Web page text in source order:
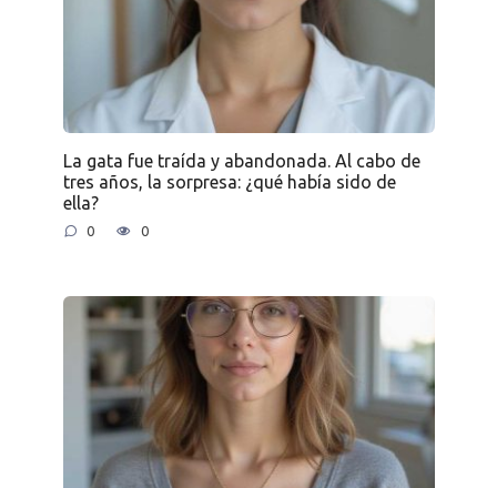
La gata fue traída y abandonada. Al cabo de
tres años, la sorpresa: ¿qué había sido de
ella?
0 0